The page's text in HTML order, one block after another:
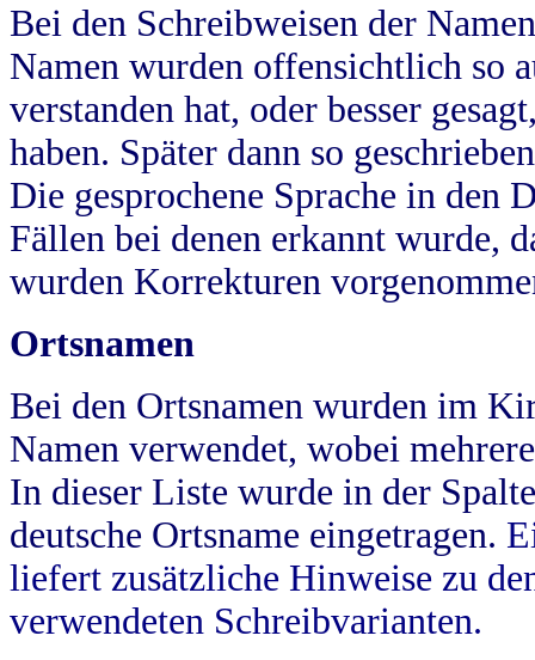
Bei den Schreibweisen der
Namen wurden offensichtlich so
verstanden hat, oder besser
haben. Später dann so
Die gesprochene Sprache in
Fällen bei denen erkannt wurde,
wurden Korrekturen
Ortsnamen
Bei den Ortsnamen wurden im
Namen verwendet, wobei
In dieser Liste wurde in der
deutsche Ortsname eingetragen.
liefert zusätzliche Hinweise zu
verwendeten Schreibvarianten.